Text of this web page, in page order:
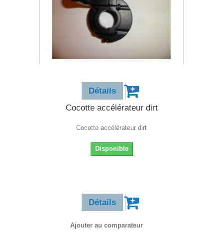
Détails
Cocotte accélérateur dirt
Cocotte accélérateur dirt
Disponible
Détails
Ajouter au comparateur